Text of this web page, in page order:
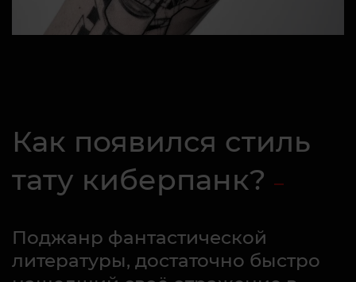
Как появился стиль
тату киберпанк?
Поджанр фантастической
литературы, достаточно быстро